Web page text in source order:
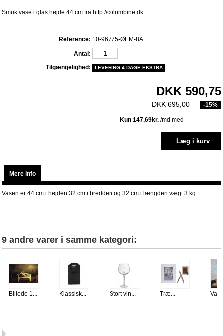
Smuk vase i glas højde 44 cm fra http://columbine.dk
Reference: 10-96775-ØEM-8A
Antal:
Tilgængelighed:
LEVERING 4 DAGE EKSTRA
DKK 590,75
-15%
DKK 695,00
Mere info
Vasen er 44 cm i højden 32 cm i bredden og 32 cm i længden vægt 3 kg
9 andre varer i samme kategori:
Billede 1... Klassisk... Stort vin... Træ...